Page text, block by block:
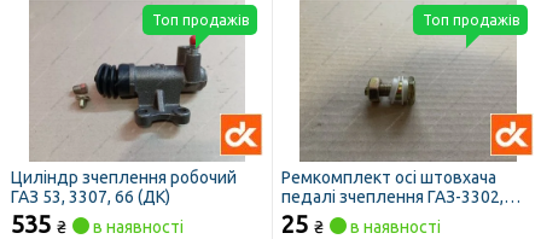
Циліндр зчеплення робочий
ГАЗ 53, 3307, 66 (ДК)
535 ₴ в наявності
Топ продажів
Ремкомплект осі штовхача
педалі зчеплення ГАЗ-3302,
ГАЗ-2410 (ДК)
25 ₴ в наявності
Топ продажів